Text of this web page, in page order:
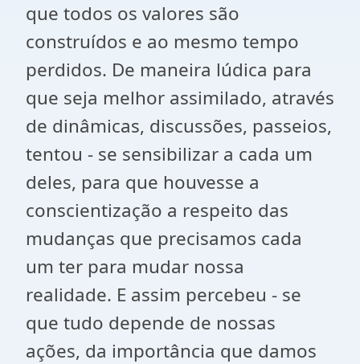
que todos os valores são
construídos e ao mesmo tempo
perdidos. De maneira lúdica para
que seja melhor assimilado, através
de dinâmicas, discussões, passeios,
tentou - se sensibilizar a cada um
deles, para que houvesse a
conscientização a respeito das
mudanças que precisamos cada
um ter para mudar nossa
realidade. E assim percebeu - se
que tudo depende de nossas
ações, da importância que damos